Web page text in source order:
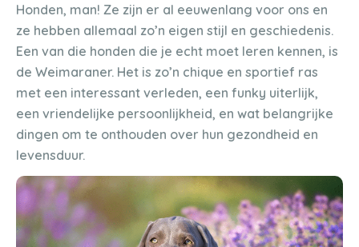
Honden, man! Ze zijn er al eeuwenlang voor ons en
ze hebben allemaal zo’n eigen stijl en geschiedenis.
Een van die honden die je echt moet leren kennen, is
de Weimaraner. Het is zo’n chique en sportief ras
met een interessant verleden, een funky uiterlijk,
een vriendelijke persoonlijkheid, en wat belangrijke
dingen om te onthouden over hun gezondheid en
levensduur.